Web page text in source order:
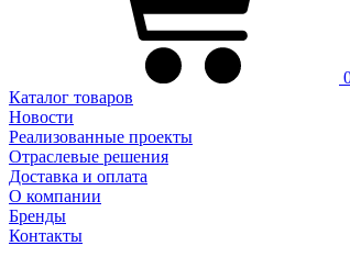
Каталог товаров
Новости
Реализованные проекты
Отраслевые решения
Доставка и оплата
О компании
Бренды
Контакты